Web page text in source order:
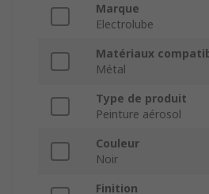
Marque
Electrolube
Matériaux
Métal
Type de produit
Peinture aérosol
Couleur
Noir
Finition